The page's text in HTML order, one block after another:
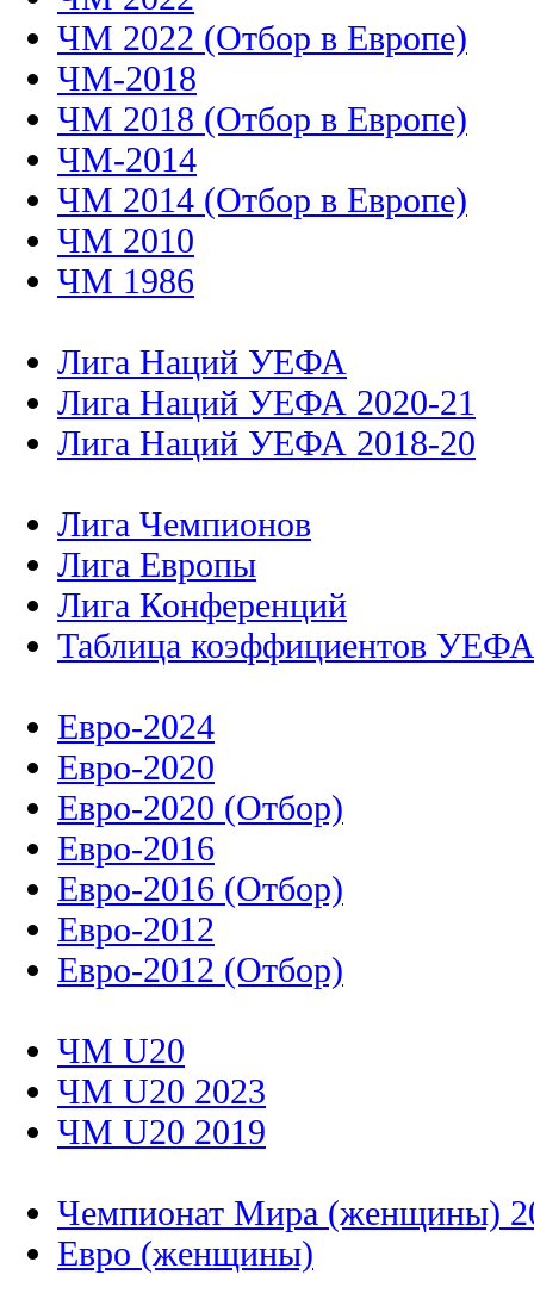
ЧМ 2022 (Отбор в Европе)
ЧМ-2018
ЧМ 2018 (Отбор в Европе)
ЧМ-2014
ЧМ 2014 (Отбор в Европе)
ЧМ 2010
ЧМ 1986
Лига Наций УЕФА
Лига Наций УЕФА 2020-21
Лига Наций УЕФА 2018-20
Лига Чемпионов
Лига Европы
Лига Конференций
Таблица коэффициентов УЕФА
Евро-2024
Евро-2020
Евро-2020 (Отбор)
Евро-2016
Евро-2016 (Отбор)
Евро-2012
Евро-2012 (Отбор)
ЧМ U20
ЧМ U20 2023
ЧМ U20 2019
Чемпионат Мира (женщины)
Евро (женщины)